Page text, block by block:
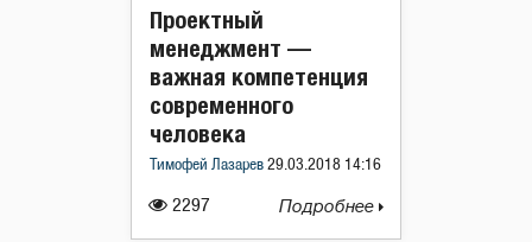
2297
Проектный
менеджмент —
важная компетенция
современного
человека
Тимофей Лазарев 29.03.2018 14:16
Подробнее